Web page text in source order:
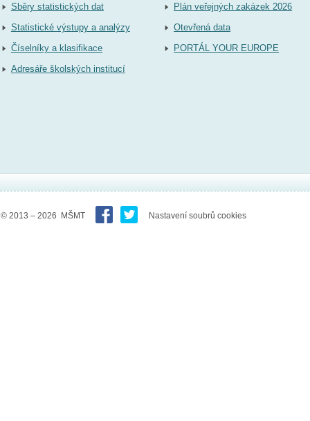
Sběry statistických dat
Statistické výstupy a analýzy
Číselníky a klasifikace
Adresáře školských institucí
Plán veřejných zakázek 2026
Otevřená data
PORTÁL YOUR EUROPE
© 2013 – 2026 MŠMT Nastavení soubrů cookies